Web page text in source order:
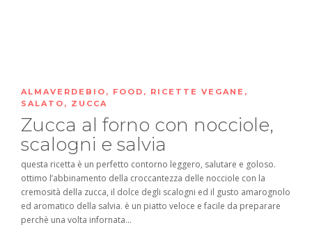
ALMAVERDEBIO , FOOD , RICETTE VEGANE ,
SALATO , ZUCCA
Zucca al forno con nocciole,
scalogni e salvia
questa ricetta è un perfetto contorno leggero, salutare e goloso.
ottimo l’abbinamento della croccantezza delle nocciole con la
cremosità della zucca, il dolce degli scalogni ed il gusto amarognolo
ed aromatico della salvia. è un piatto veloce e facile da preparare
perchè una volta infornata...